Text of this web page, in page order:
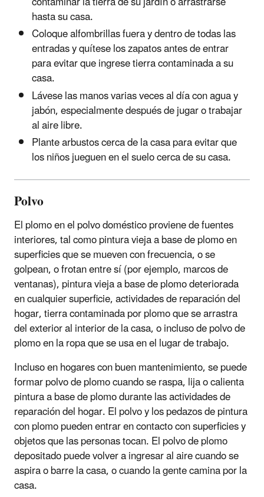
hasta su casa.
Coloque alfombrillas fuera y dentro de todas las
entradas y quítese los zapatos antes de entrar
para evitar que ingrese tierra contaminada a su
casa.
Lávese las manos varias veces al día con agua y
jabón, especialmente después de jugar o trabajar
al aire libre.
Plante arbustos cerca de la casa para evitar que
los niños jueguen en el suelo cerca de su casa.
Polvo
El plomo en el polvo doméstico proviene de fuentes
interiores, tal como pintura vieja a base de plomo en
superficies que se mueven con frecuencia, o se
golpean, o frotan entre sí (por ejemplo, marcos de
ventanas), pintura vieja a base de plomo deteriorada
en cualquier superficie, actividades de reparación del
hogar, tierra contaminada por plomo que se arrastra
del exterior al interior de la casa, o incluso de polvo de
plomo en la ropa que se usa en el lugar de trabajo.
Incluso en hogares con buen mantenimiento, se puede
formar polvo de plomo cuando se raspa, lija o calienta
pintura a base de plomo durante las actividades de
reparación del hogar. El polvo y los pedazos de pintura
con plomo pueden entrar en contacto con superficies y
objetos que las personas tocan. El polvo de plomo
depositado puede volver a ingresar al aire cuando se
aspira o barre la casa, o cuando la gente camina por la
casa.